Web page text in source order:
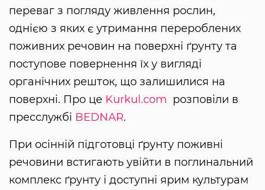
переваг з погляду живлення рослин,
однією з яких є утримання перероблених
поживних речовин на поверхні ґрунту та
поступове повернення їх у вигляді
органічних решток, що залишилися на
поверхні. Про це Kurkul.com розповіли в
пресслужбі BEDNAR.
При осінній підготовці ґрунту поживні
речовини встигають увійти в поглинальний
комплекс ґрунту і доступні ярим культурам